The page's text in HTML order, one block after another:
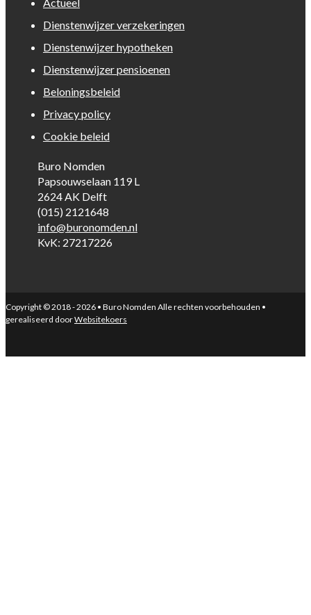
Dienstenwijzer verzekeringen
Dienstenwijzer hypotheken
Dienstenwijzer pensioenen
Beloningsbeleid
Privacy policy
Cookie beleid
Buro Nomden
Papsouwselaan 119 L
2624 AK Delft
(015) 2121648
info@buronomden.nl
KvK: 27217226
Copyright © 2018 - 2026 • Buro Nomden Alle rechten voorbehouden •
gerealiseerd doorWebsitekoers